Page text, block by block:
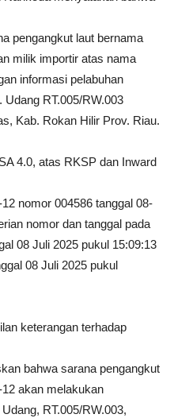
pengangkut laut bernama
milik importir atas nama
informasi pelabuhan
RT.005/RW.003
Kab. Rokan Hilir Prov. Riau.
4.0, atas RKSP dan Inward
nomor 004586 tanggal 08-
nomor dan tanggal pada
08 Juli 2025 pukul 15:09:13
08 Juli 2025 pukul
keterangan terhadap
bahwa sarana pengangkut
akan melakukan
RT.005/RW.003,